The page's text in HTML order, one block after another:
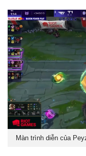
Màn trình diễn của